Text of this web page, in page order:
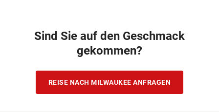
Sind Sie auf den Geschmack
gekommen?
REISE NACH MILWAUKEE ANFRAGEN